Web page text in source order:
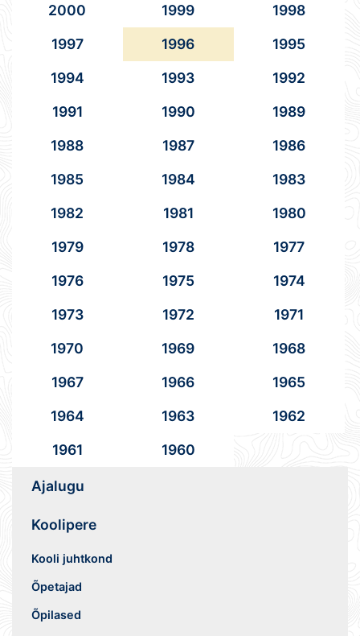
2000
1999
1998
1997
1996
1995
1994
1993
1992
1991
1990
1989
1988
1987
1986
1985
1984
1983
1982
1981
1980
1979
1978
1977
1976
1975
1974
1973
1972
1971
1970
1969
1968
1967
1966
1965
1964
1963
1962
1961
1960
Ajalugu
Koolipere
Kooli juhtkond
Õpetajad
Õpilased